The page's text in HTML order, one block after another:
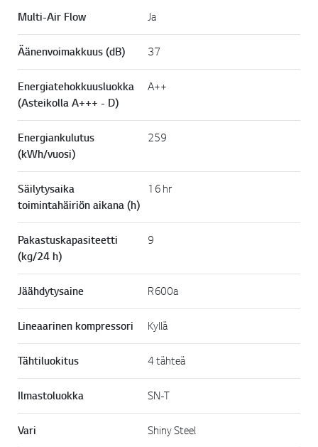
Multi-Air Flow Ja
Äänenvoimakkuus (dB) 37
Energiatehokkuusluokka
(Asteikolla A+++ - D)
A++
Energiankulutus
(kWh/vuosi)
259
Säilytysaika
toimintahäiriön aikana (h)
16 hr
Pakastuskapasiteetti
(kg/24 h)
9
Jäähdytysaine R600a
Lineaarinen kompressori Kyllä
Tähtiluokitus 4 tähteä
Ilmastoluokka SN-T
Vari Shiny Steel